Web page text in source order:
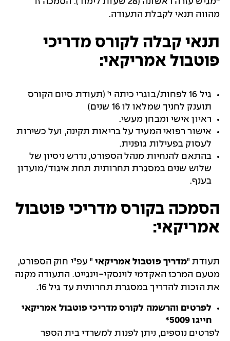
*מגיש עזרה ראשונה (28 שעות לימוד). הסמכה זו
מהווה תנאי לקבלת התעודה.
תנאי קבלה לקורס מדריכי
פוטבול אמריקאי:
גיל 16 לפחות/בוגרי כיתה י' (תעודת סיום הקורס
תוענק לחניך שמלאו לו 16 שנים)
ראיון אישי ומבחן מעשי.
אישור רפואי המעיד על בריאות תקינה, ועל כשירות
לעסוק בפעילות גופנית.
בהתאם להנחיות מנהל הספורט, נדרש ניסיון של
שלוש שנים במסגרת תחרותית תחת איגוד/מועדון
בענף.
הסמכה בקורס מדריכי פוטבול
אמריקאי:
תעודת "מדריך פוטבול אמריקאי " עפ"י חוק הספורט,
מטעם המרכז האקדמי לוינסקי-וינגייט. התעודה מקנה
את הזכות להדריך במסגרת תחרותית עד גיל 16.
לפרטים והרשמה לקורס מדריכי פוטבול אמריקאי
חייגו 5009
*
לפרטים נוספים, ניתן לפנות למשרדי בית הספר